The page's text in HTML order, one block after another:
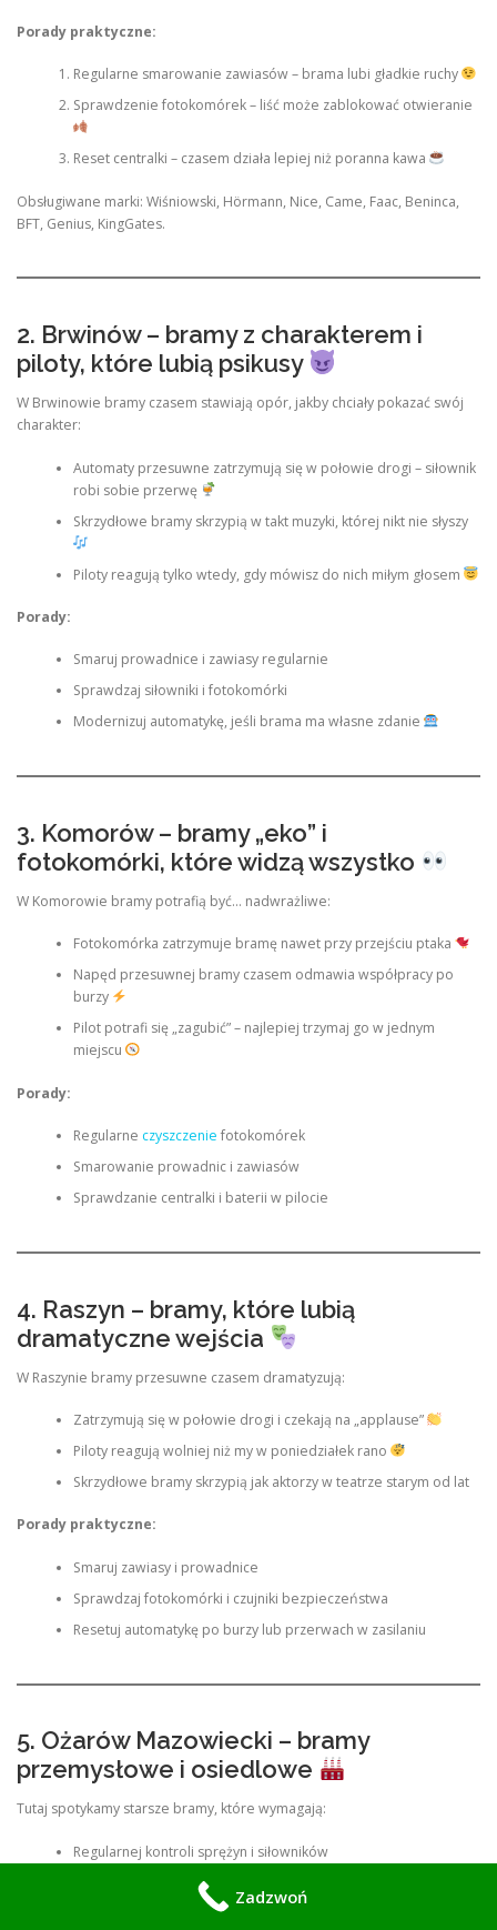
Porady praktyczne:
Regularne smarowanie zawiasów – brama lubi gładkie ruchy
Sprawdzenie fotokomórek – liść może zablokować otwieranie
Reset centralki – czasem działa lepiej niż poranna kawa
Obsługiwane marki: Wiśniowski, Hörmann, Nice, Came, Faac, Beninca,
BFT, Genius, KingGates.
2. Brwinów – bramy z charakterem i
piloty, które lubią psikusy
W Brwinowie bramy czasem stawiają opór, jakby chciały pokazać swój
charakter:
Automaty przesuwne zatrzymują się w połowie drogi – siłownik
robi sobie przerwę
Skrzydłowe bramy skrzypią w takt muzyki, której nikt nie słyszy
Piloty reagują tylko wtedy, gdy mówisz do nich miłym głosem
Porady:
Smaruj prowadnice i zawiasy regularnie
Sprawdzaj siłowniki i fotokomórki
Modernizuj automatykę, jeśli brama ma własne zdanie
3. Komorów – bramy „eko” i
fotokomórki, które widzą wszystko
W Komorowie bramy potrafią być… nadwrażliwe:
Fotokomórka zatrzymuje bramę nawet przy przejściu ptaka
Napęd przesuwnej bramy czasem odmawia współpracy po
burzy
Pilot potrafi się „zagubić” – najlepiej trzymaj go w jednym
miejscu
Porady:
Regularne czyszczenie fotokomórek
Smarowanie prowadnic i zawiasów
Sprawdzanie centralki i baterii w pilocie
4. Raszyn – bramy, które lubią
dramatyczne wejścia
W Raszynie bramy przesuwne czasem dramatyzują:
Zatrzymują się w połowie drogi i czekają na „applause”
Piloty reagują wolniej niż my w poniedziałek rano
Skrzydłowe bramy skrzypią jak aktorzy w teatrze starym od lat
Porady praktyczne:
Smaruj zawiasy i prowadnice
Sprawdzaj fotokomórki i czujniki bezpieczeństwa
Resetuj automatykę po burzy lub przerwach w zasilaniu
5. Ożarów Mazowiecki – bramy
przemysłowe i osiedlowe
Tutaj spotykamy starsze bramy, które wymagają:
Regularnej kontroli sprężyn i siłowników
Sprawdzenia centralki i kabli
Smarowania zawiasów i prowadnic, bo inaczej brama robi
Zadzwoń